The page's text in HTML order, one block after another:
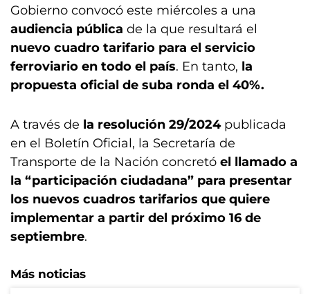
Gobierno convocó este miércoles a una
audiencia pública de la que resultará el
nuevo cuadro tarifario para el servicio
ferroviario en todo el país. En tanto, la
propuesta oficial de suba ronda el 40%.
A través de la resolución 29/2024publicada
en el Boletín Oficial, la Secretaría de
Transporte de la Nación concretó el llamado a
la “participación ciudadana” para presentar
los nuevos cuadros tarifarios que quiere
implementar a partir del próximo 16 de
septiembre.
Más noticias